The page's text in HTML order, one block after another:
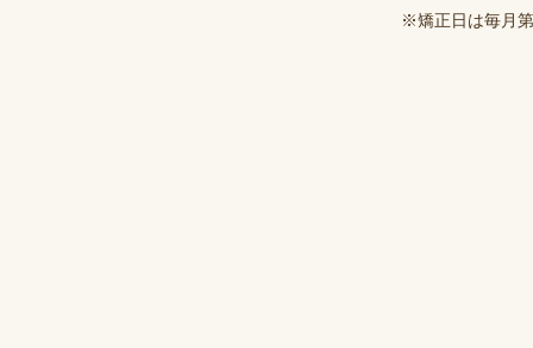
※矯正日は毎月